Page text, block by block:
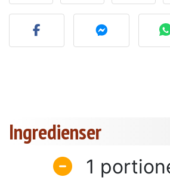
Send dit
Ingredienser
1